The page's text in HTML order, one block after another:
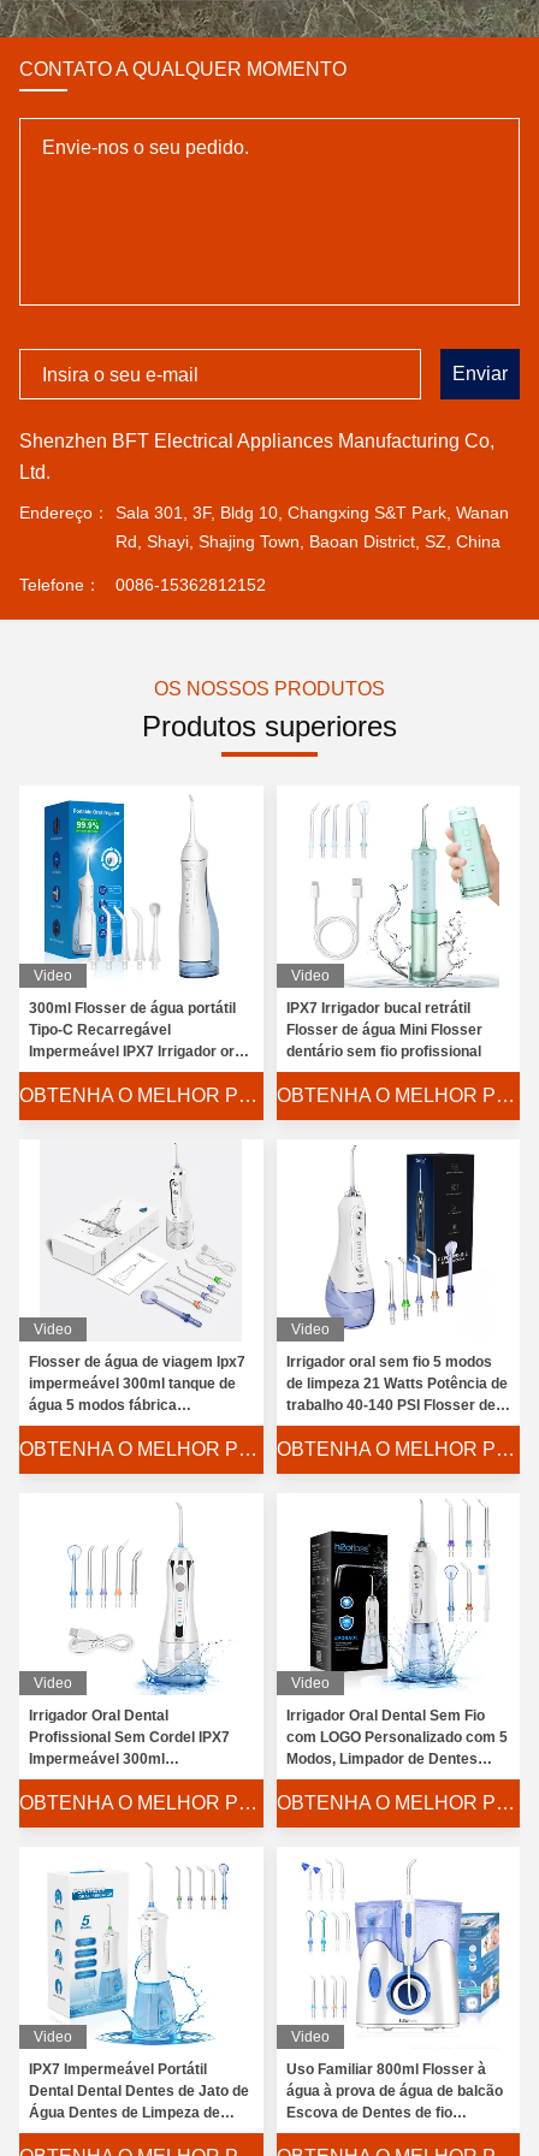
CONTATO A QUALQUER MOMENTO
Enviar
Shenzhen BFT Electrical Appliances Manufacturing Co,
Ltd.
Endereço：
Sala 301, 3F, Bldg 10, Changxing S&T Park, Wanan
Rd, Shayi, Shajing Town, Baoan District, SZ, China
Telefone： 0086-15362812152
OS NOSSOS PRODUTOS
Produtos superiores
Video
300ml Flosser de água portátil
Tipo-C Recarregável
Impermeável IPX7 Irrigador oral
15 anos OEM ODM Fábrica
H2ofloss
OBTENHA O MELHOR PREÇO
Video
IPX7 Irrigador bucal retrátil
Flosser de água Mini Flosser
dentário sem fio profissional
OBTENHA O MELHOR PREÇO
Video
Flosser de água de viagem Ipx7
impermeável 300ml tanque de
água 5 modos fábrica
profissional
OBTENHA O MELHOR PREÇO
Video
Irrigador oral sem fio 5 modos
de limpeza 21 Watts Potência de
trabalho 40-140 PSI Flosser de
água
OBTENHA O MELHOR PREÇO
Video
Irrigador Oral Dental
Profissional Sem Cordel IPX7
Impermeável 300ml
Reservatório USB Casa Viagens
HF-2 Flosser de Água Elétrico
H2ofloss
OBTENHA O MELHOR PREÇO
Video
Irrigador Oral Dental Sem Fio
com LOGO Personalizado com 5
Modos, Limpador de Dentes
Portátil com Jato de Água
OBTENHA O MELHOR PREÇO
Video
IPX7 Impermeável Portátil
Dental Dental Dentes de Jato de
Água Dentes de Limpeza de
Dentes Flosser Irrigador Oral
Video
Uso Familiar 800ml Flosser à
água à prova de água de balcão
Escova de Dentes de fio
colorida Pressão Escova de
Água oral Flosser de Irrigator de 5 modos, 40-140PSI água
Pressão de água ultrassônica impermeável do líquido de
Termas orais portáteis de Irrigator de 5 modos para sua boca
Água portátil Flosser de Electric, HF6 curso Irrigator oral
Picareta dental portátil da água do ABS, jato de água
2500mah água portátil Flosser, líquido de limpeza sem corda
5 modos Flosser de água elétrico IPX7 impermeável Flosser
Mini Portable Water Flosser Rechargeable, água sem corda
Mini Oral Irrigator Water Flosser 2500mAh com o tanque de